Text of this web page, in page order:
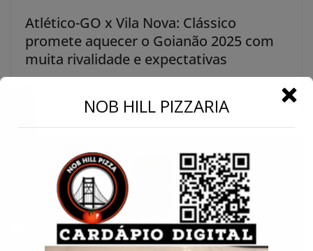
Atlético-GO x Vila Nova: Clássico
promete aquecer o Goianão 2025 com
muita rivalidade e expectativas
NOB HILL PIZZARIA